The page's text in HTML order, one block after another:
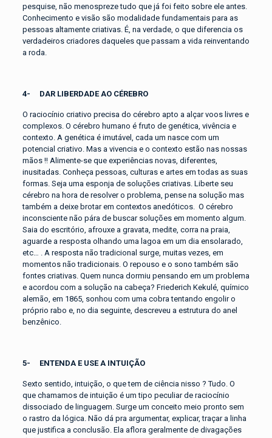
pesquise, não menospreze tudo que já foi feito sobre ele antes.
Conhecimento e visão são modalidade fundamentais para as
pessoas altamente criativas. É, na verdade, o que diferencia os
verdadeiros criadores daqueles que passam a vida reinventando
a roda.
4- DAR LIBERDADE AO CÉREBRO
O raciocínio criativo precisa do cérebro apto a alçar voos livres e
complexos. O cérebro humano é fruto de genética, vivência e
contexto. A genética é imutável, cada um nasce com um
potencial criativo. Mas a vivencia e o contexto estão nas nossas
mãos !! Alimente-se que experiências novas, diferentes,
inusitadas. Conheça pessoas, culturas e artes em todas as suas
formas. Seja uma esponja de soluções criativas. Liberte seu
cérebro na hora de resolver o problema, pense na solução mas
também a deixe brotar em contextos anedóticos. O cérebro
inconsciente não pára de buscar soluções em momento algum.
Saia do escritório, afrouxe a gravata, medite, corra na praia,
aguarde a resposta olhando uma lagoa em um dia ensolarado,
etc… . A resposta não tradicional surge, muitas vezes, em
momentos não tradicionais. O repouso e o sono também são
fontes criativas. Quem nunca dormiu pensando em um problema
e acordou com a solução na cabeça? Friederich Kekulé, químico
alemão, em 1865, sonhou com uma cobra tentando engolir o
próprio rabo e, no dia seguinte, descreveu a estrutura do anel
benzênico.
5- ENTENDA E USE AINTUIÇÃO
Sexto sentido, intuição, o que tem de ciência nisso ? Tudo. O
que chamamos de intuição é um tipo peculiar de raciocínio
dissociado de linguagem. Surge um conceito meio pronto sem
o rastro da lógica. Não dá pra argumentar, explicar, traçar a linha
que justifica a conclusão. Ela aflora geralmente de divagações